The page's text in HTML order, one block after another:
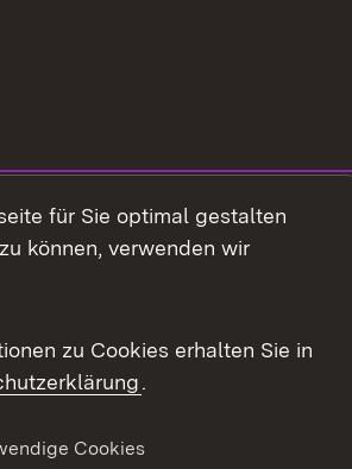
für Sie optimal gestalten
können, verwenden wir
zu Cookies erhalten Sie in
.
Cookies